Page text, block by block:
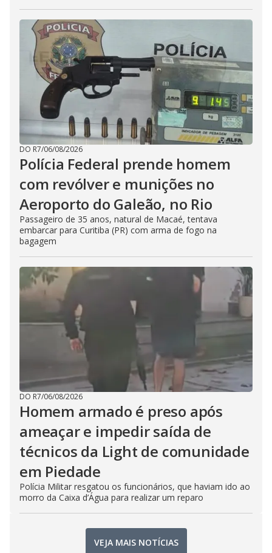
DO R7/06/08/2026
Polícia Federal prende homem
com revólver e munições no
Aeroporto do Galeão, no Rio
Passageiro de 35 anos, natural de Macaé, tentava
embarcar para Curitiba (PR) com arma de fogo na
bagagem
DO R7/06/08/2026
Homem armado é preso após
ameaçar e impedir saída de
técnicos da Light de comunidade
em Piedade
Polícia Militar resgatou os funcionários, que haviam ido ao
morro da Caixa d’Água para realizar um reparo
VEJA MAIS NOTÍCIAS